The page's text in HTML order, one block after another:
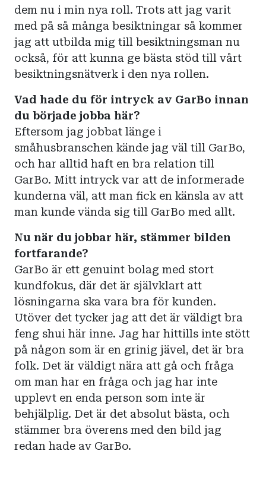
dem nu i min nya roll. Trots att jag varit
med på så många besiktningar så kommer
jag att utbilda mig till besiktningsman nu
också, för att kunna ge bästa stöd till vårt
besiktningsnätverk i den nya rollen.
Vad hade du för intryck av GarBo innan
du började jobba här?
Eftersom jag jobbat länge i
småhusbranschen kände jag väl till GarBo,
och har alltid haft en bra relation till
GarBo. Mitt intryck var att de informerade
kunderna väl, att man fick en känsla av att
man kunde vända sig till GarBo med allt.
Nu när du jobbar här, stämmer bilden
fortfarande?
GarBo är ett genuint bolag med stort
kundfokus, där det är självklart att
lösningarna ska vara bra för kunden.
Utöver det tycker jag att det är väldigt bra
feng shui här inne. Jag har hittills inte stött
på någon som är en grinig jävel, det är bra
folk. Det är väldigt nära att gå och fråga
om man har en fråga och jag har inte
upplevt en enda person som inte är
behjälplig. Det är det absolut bästa, och
stämmer bra överens med den bild jag
redan hade av GarBo.